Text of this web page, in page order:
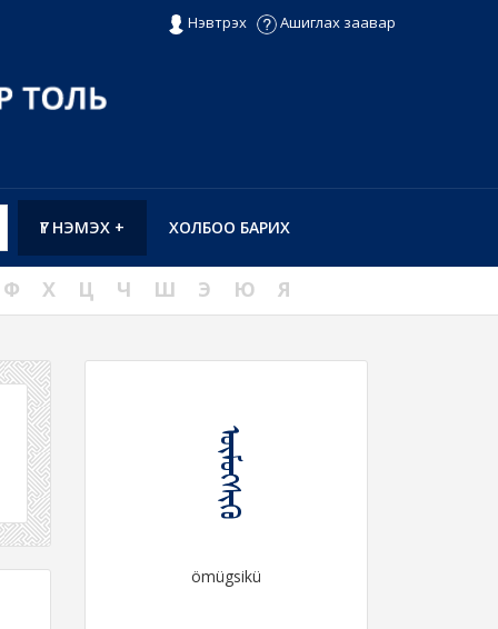
Нэвтрэх Ашиглах заавар
ХОЛБОО БАРИХ
ҮГ НЭМЭХ +
Ф Х Ц Ч Ш Э Ю Я
ᠥᠮᠦᠭᠰᠢᠬᠦ
ömügsikü